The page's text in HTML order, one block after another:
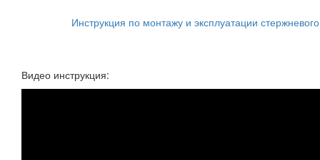
Инструкция по монтажу и эксплуатации
Видео инструкция: